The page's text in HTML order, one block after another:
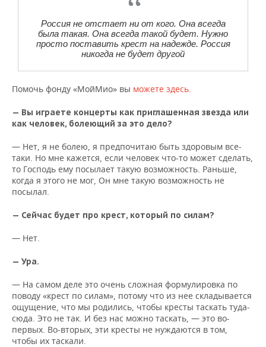
Россия не отстает ни от кого. Она всегда
была такая. Она всегда такой будет. Нужно
просто поставить крест на надежде. Россия
никогда не будет другой
Помочь фонду «МойМио» вы можете здесь.
— Вы играете концерты как приглашенная звезда или
как человек, болеющий за это дело?
— Нет, я не болею, я предпочитаю быть здоровым все-
таки. Но мне кажется, если человек что-то может сделать,
то Господь ему посылает такую возможность. Раньше,
когда я этого не мог, Он мне такую возможность не
посылал.
— Сейчас будет про крест, который по силам?
— Нет.
— Ура.
— На самом деле это очень сложная формулировка по
поводу «крест по силам», потому что из нее складывается
ощущение, что мы родились, чтобы кресты таскать туда-
сюда. Это не так. И без нас можно таскать, — это во-
первых. Во-вторых, эти кресты не нуждаются в том,
чтобы их таскали.